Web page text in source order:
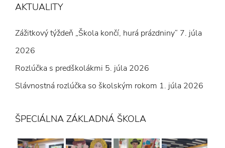
AKTUALITY
Zážitkový týždeň „Škola končí, hurá prázdniny“ 7. júla
2026
Rozlúčka s predškolákmi 5. júla 2026
Slávnostná rozlúčka so školským rokom 1. júla 2026
ŠPECIÁLNA ZÁKLADNÁ ŠKOLA